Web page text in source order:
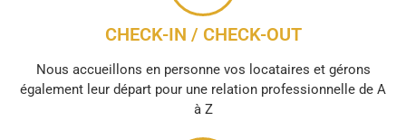
CHECK-IN / CHECK-OUT
Nous accueillons en personne vos locataires et gérons
également leur départ pour une relation professionnelle de A
à Z